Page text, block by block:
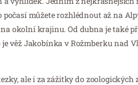
můžete rozhlédnout až na
okolní krajinu. Od dubna je také
věž Jakobínka v Rožmberku nad
ale i za zážitky do zoologických